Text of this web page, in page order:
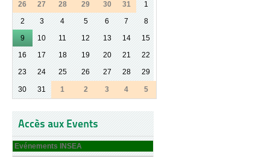
26
27 28 29 30 31
1
2
3 4 5 6 7
8
9
10 11 12 13 14
15
16
17 18 19 20 21
22
23
24 25 26 27 28 29
30 31 1 2 3 4 5
Accès aux Events
Evénements INSEA